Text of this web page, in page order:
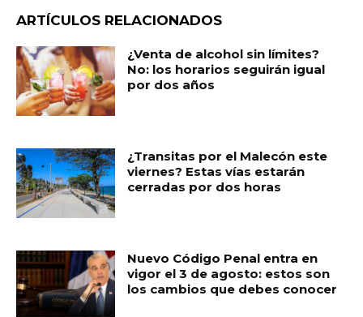
c
e
b
o
o
k
a
ts
A
p
p
ai
l
m
p
ar
ti
ARTÍCULOS RELACIONADOS
¿Venta de alcohol sin límites?
No: los horarios seguirán igual
por dos años
¿Transitas por el Malecón este
viernes? Estas vías estarán
cerradas por dos horas
Nuevo Código Penal entra en
vigor el 3 de agosto: estos son
los cambios que debes conocer